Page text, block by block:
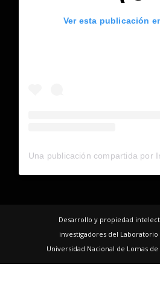
Ver esta publicación
Desarrollo y propiedad
investigadores del Laboratorio
Universidad Nacional de Lomas de